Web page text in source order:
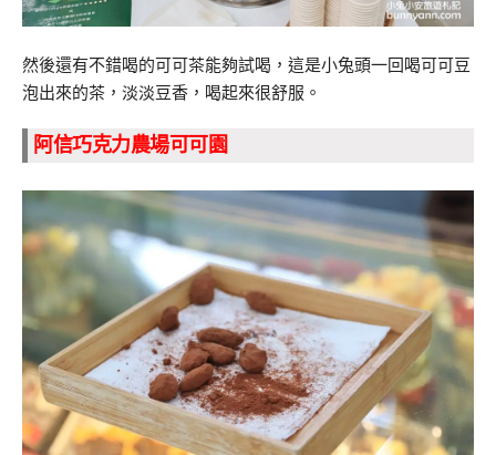
然後還有不錯喝的可可茶能夠試喝，這是小兔頭一回喝可可豆
泡出來的茶，淡淡豆香，喝起來很舒服。
阿信巧克力農場可可園